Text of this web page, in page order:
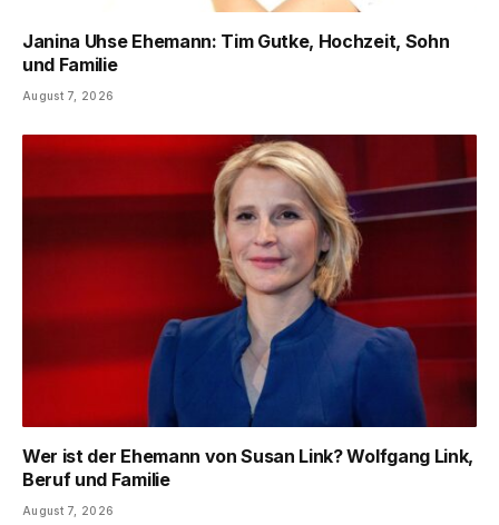
Janina Uhse Ehemann: Tim Gutke, Hochzeit, Sohn
und Familie
August 7, 2026
Wer ist der Ehemann von Susan Link? Wolfgang Link,
Beruf und Familie
August 7, 2026